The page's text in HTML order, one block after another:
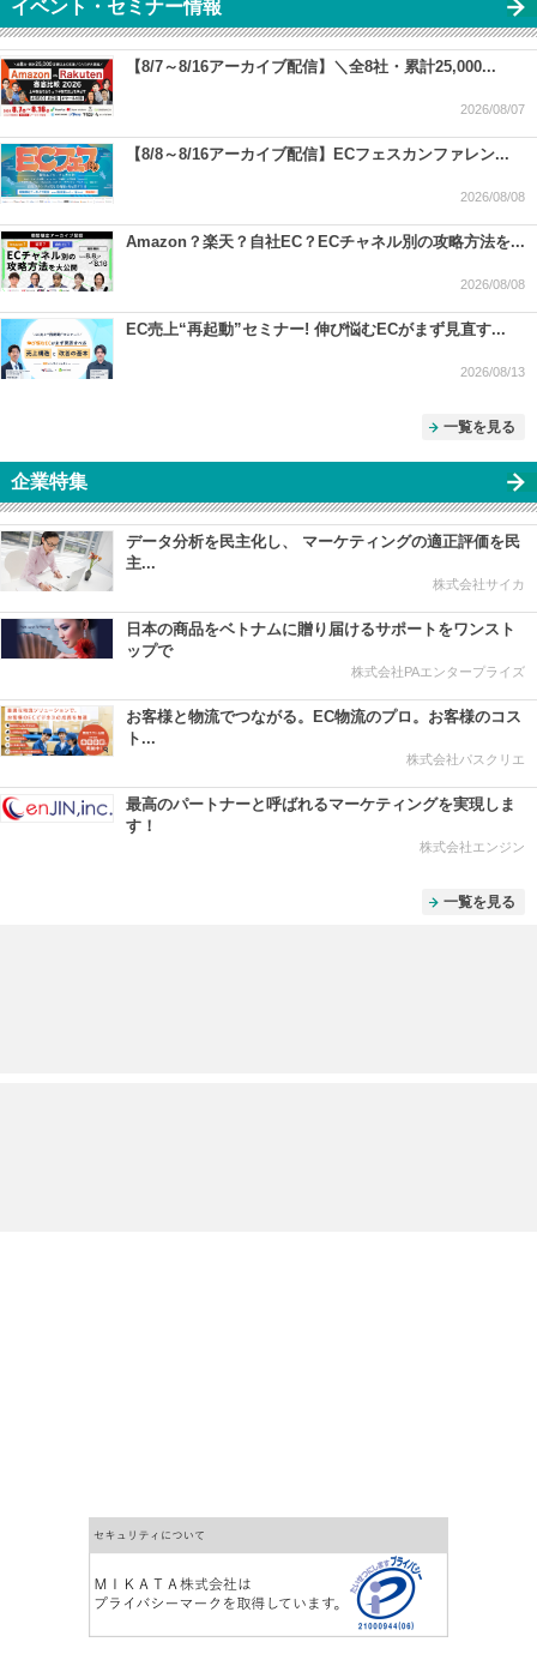
イベント・セミナー情報
【8/7～8/16アーカイブ配信】＼全8社・累計25,000...
2026/08/07
【8/8～8/16アーカイブ配信】ECフェスカンファレン...
2026/08/08
Amazon？楽天？自社EC？ECチャネル別の攻略方法を...
2026/08/08
EC売上“再起動”セミナー! 伸び悩むECがまず見直す...
2026/08/13
一覧を見る
企業特集
データ分析を民主化し、 マーケティングの適正評価を民
主...
株式会社サイカ
日本の商品をベトナムに贈り届けるサポートをワンスト
ップで
株式会社PAエンタープライズ
お客様と物流でつながる。EC物流のプロ。お客様のコス
ト...
株式会社パスクリエ
最高のパートナーと呼ばれるマーケティングを実現しま
す！
株式会社エンジン
一覧を見る